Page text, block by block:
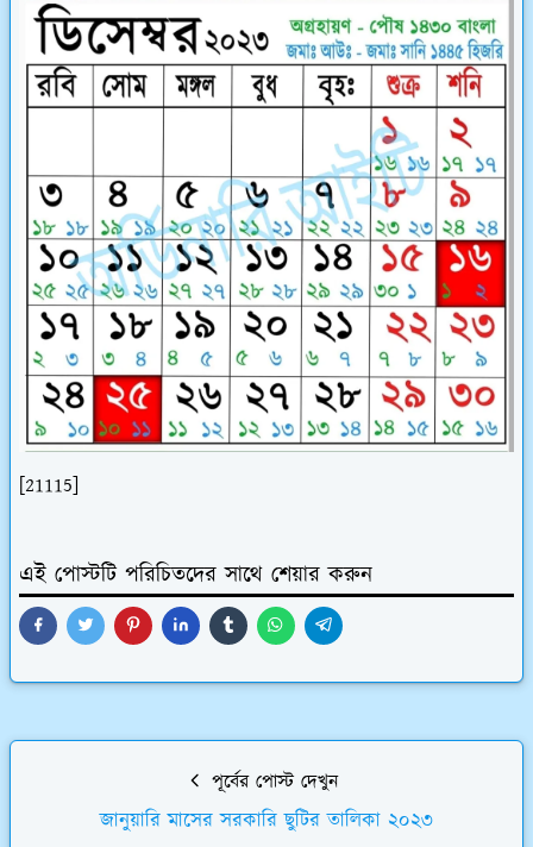
[21115]
এই পোস্টটি পরিচিতদের সাথে শেয়ার করুন
পূর্বের পোস্ট দেখুন
জানুয়ারি মাসের সরকারি ছুটির তালিকা ২০২৩